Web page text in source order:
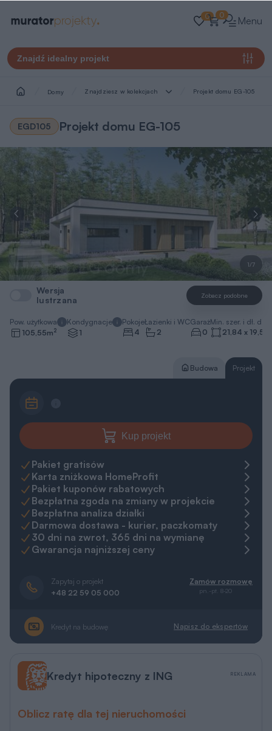
0 0 Menu
Znajdź idealny projekt
Domy Znajdziesz w kolekcjach Projekt domu EG-105
EGD105 Projekt domu EG-105
1/7
Wersja
lustrzana
Zobacz podobne
Pow. użytkowa
105,55m2
Kondygnacje
1
Pokoje
4
Łazienki i WC
2
Garaż
0
Min. szer. i dł.
21,84 x 19,54
Budowa Projekt
Kup projekt
Pakiet gratisów
Karta zniżkowa HomeProfit
Pakiet kuponów rabatowych
Bezpłatna zgoda na zmiany w projekcie
Bezpłatna analiza działki
Darmowa dostawa - kurier, paczkomaty
30 dni na zwrot, 365 dni na wymianę
Gwarancja najniższej ceny
Zapytaj o projekt
+48 22 59 05 000
Zamów rozmowę
pn.-pt. 8-20
Kredyt na budowę Napisz do ekspertów
Kredyt hipoteczny z ING
Oblicz ratę dla tej nieruchomości
REKLAMA